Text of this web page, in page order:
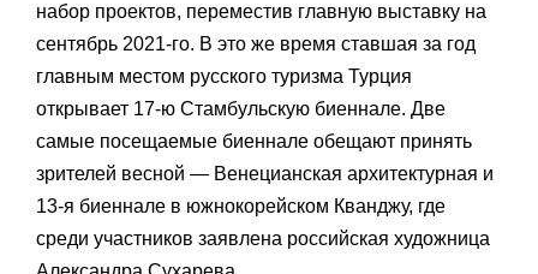
набор проектов, переместив главную выставку на
сентябрь 2021-го. В это же время ставшая за год
главным местом русского туризма Турция
открывает 17-ю Стамбульскую биеннале. Две
самые посещаемые биеннале обещают принять
зрителей весной — Венецианская архитектурная и
13-я биеннале в южнокорейском Кванджу, где
среди участников заявлена российская художница